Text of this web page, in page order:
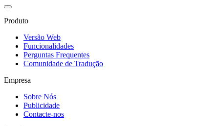
Produto
Versão Web
Funcionalidades
Perguntas Frequentes
Comunidade de Tradução
Empresa
Sobre Nós
Publicidade
Contacte-nos